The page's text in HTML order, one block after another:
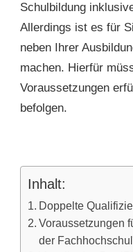
Schulbildung
Allerdings ist es für
neben Ihrer
machen. Hierfür
Voraussetzungen
befolgen.
Inhalt:
Doppelte
Voraussetzungen
der